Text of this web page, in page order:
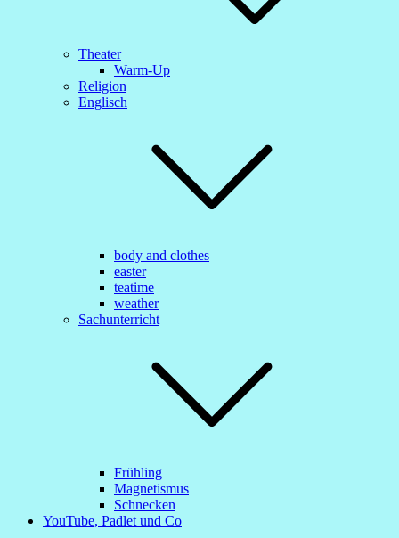
Theater
Warm-Up
Religion
Englisch
body and clothes
easter
teatime
weather
Sachunterricht
Frühling
Magnetismus
Schnecken
YouTube, Padlet und Co